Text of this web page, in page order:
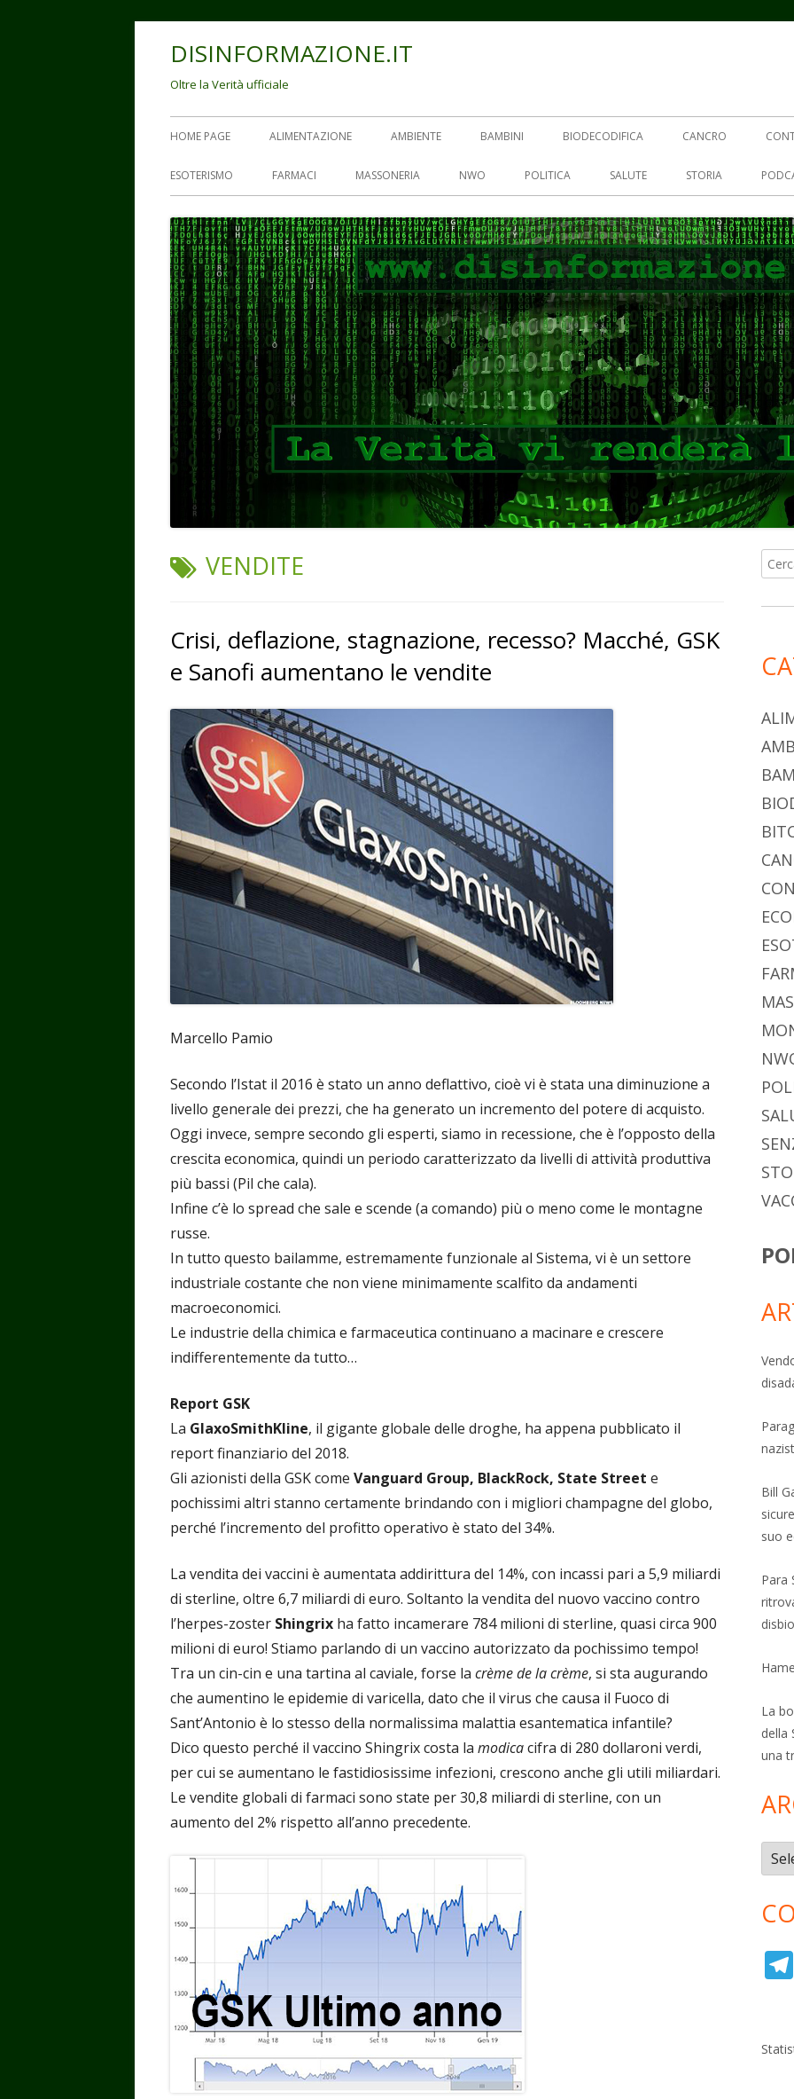
DISINFORMAZIONE.IT
Oltre la Verità ufficiale
Menu
principale
HOME PAGE ALIMENTAZIONE AMBIENTE BAMBINI BIODECODIFICA CANCRO
ESOTERISMO FARMACI MASSONERIA NWO POLITICA SALUTE STORIA
TAG:
VENDITE
Crisi, deflazione, stagnazione, recesso? Macché, GSK
e Sanofi aumentano le vendite
Marcello Pamio
Secondo l’Istat il 2016 è stato un anno deflattivo, cioè vi è stata una diminuzione a
livello generale dei prezzi, che ha generato un incremento del potere di acquisto.
Oggi invece, sempre secondo gli esperti, siamo in recessione, che è l’opposto della
crescita economica, quindi un periodo caratterizzato da livelli di attività produttiva
più bassi (Pil che cala).
Infine c’è lo spread che sale e scende (a comando) più o meno come le montagne
russe.
In tutto questo bailamme, estremamente funzionale al Sistema, vi è un settore
industriale costante che non viene minimamente scalfito da andamenti
macroeconomici.
Le industrie della chimica e farmaceutica continuano a macinare e crescere
indifferentemente da tutto…
Report GSK
La GlaxoSmithKline, il gigante globale delle droghe, ha appena pubblicato il
report finanziario del 2018.
Gli azionisti della GSK come Vanguard Group, BlackRock, State Street e
pochissimi altri stanno certamente brindando con i migliori champagne del globo,
perché l’incremento del profitto operativo è stato del 34%.
La vendita dei vaccini è aumentata addirittura del 14%, con incassi pari a 5,9 miliardi
di sterline, oltre 6,7 miliardi di euro. Soltanto la vendita del nuovo vaccino contro
l’herpes-zoster Shingrix ha fatto incamerare 784 milioni di sterline, quasi circa 900
milioni di euro! Stiamo parlando di un vaccino autorizzato da pochissimo tempo!
Tra un cin-cin e una tartina al caviale, forse la crème de la crème, si sta augurando
che aumentino le epidemie di varicella, dato che il virus che causa il Fuoco di
Sant’Antonio è lo stesso della normalissima malattia esantematica infantile?
Dico questo perché il vaccino Shingrix costa la modicacifra di 280 dollaroni verdi,
per cui se aumentano le fastidiosissime infezioni, crescono anche gli utili miliardari.
Le vendite globali di farmaci sono state per 30,8 miliardi di sterline, con un
aumento del 2% rispetto all’anno precedente.
per:
Bill
suo
Para
La
della
una